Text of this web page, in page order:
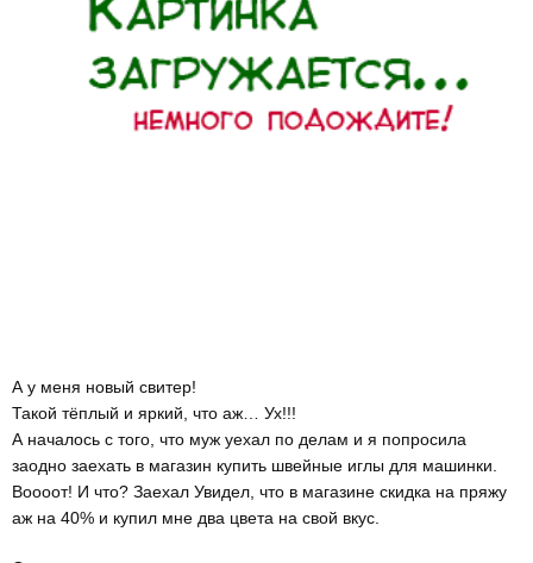
А у меня новый свитер!
Такой тёплый и яркий, что аж… Ух!!!
А началось с того, что муж уехал по делам и я попросила
заодно заехать в магазин купить швейные иглы для машинки.
Воооот! И что? Заехал Увидел, что в магазине скидка на пряжу
аж на 40% и купил мне два цвета на свой вкус.